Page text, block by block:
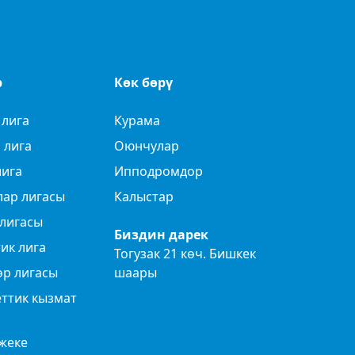
лигасы
лига
лигасы
кызмат
Көк бөрү
Курама
Оюнчулар
Ипподромдор
Калыстар
Биздин дарек
Тогузак 21 көч. Бишкек
шаары